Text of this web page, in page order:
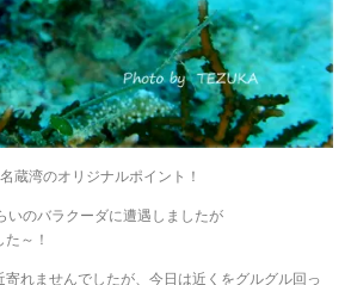
蔵湾のオリジナルポイント！
いのバラクーダに遭遇しましたが
～！
れませんでしたが、今日は近くをグルグル回っ